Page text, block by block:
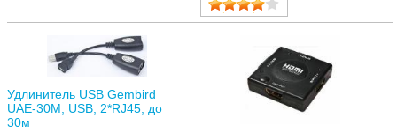
Удлинитель USB Gembird
UAE-30M, USB, 2*RJ45, до
30м